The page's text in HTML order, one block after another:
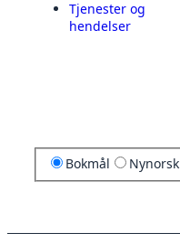
Tjenester og
hendelser
Bokmål Nynorsk